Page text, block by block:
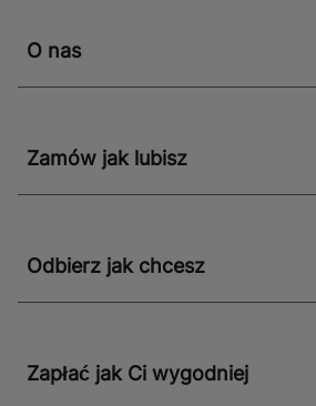
O nas
Zamów jak lubisz
Odbierz jak chcesz
Zapłać jak Ci wygodniej